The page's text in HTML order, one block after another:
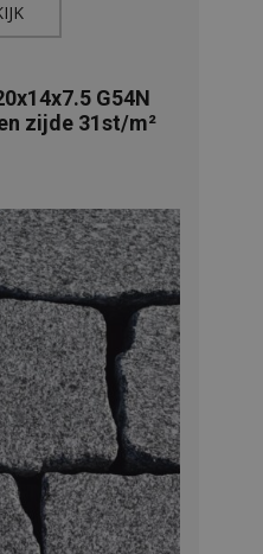
G54N
zijde 31st/m²